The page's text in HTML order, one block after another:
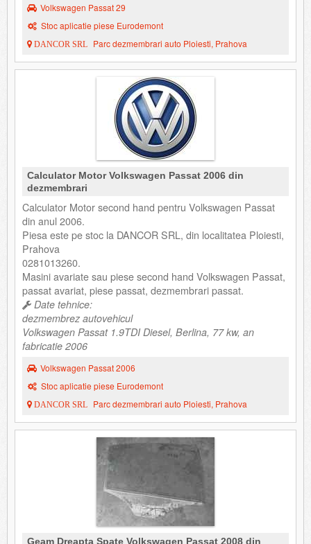
Volkswagen Passat 29
Stoc aplicatie piese Eurodemont
DANCOR SRL Parc dezmembrari auto Ploiesti, Prahova
Calculator Motor Volkswagen Passat 2006 din
dezmembrari
Calculator Motor second hand pentru Volkswagen Passat
din anul 2006.
Piesa este pe stoc la DANCOR SRL, din localitatea Ploiesti,
Prahova
0281013260.
Masini avariate sau piese second hand Volkswagen Passat,
passat avariat, piese passat, dezmembrari passat.
Date tehnice:
dezmembrez autovehicul
Volkswagen Passat 1.9TDI Diesel, Berlina, 77 kw, an
fabricatie 2006
Volkswagen Passat 2006
Stoc aplicatie piese Eurodemont
DANCOR SRL Parc dezmembrari auto Ploiesti, Prahova
Geam Dreapta Spate Volkswagen Passat 2008 din